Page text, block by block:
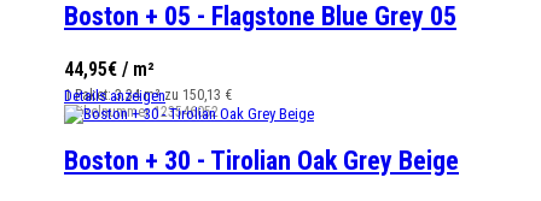
Boston + 05 - Flagstone Blue Grey 05
44,95€ / m²
1 Paket: 3.34 m² zu 150,13 €
Artikelnummer 123546052
Details anzeigen
Boston + 30 - Tirolian Oak Grey Beige